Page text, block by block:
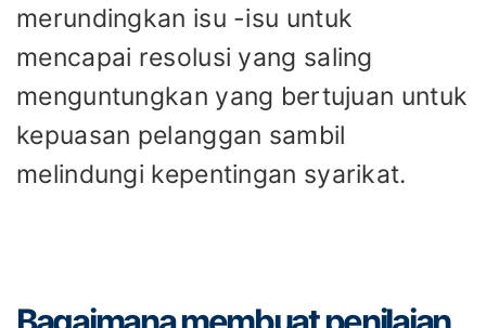
merundingkan isu -isu untuk
mencapai resolusi yang saling
menguntungkan yang bertujuan untuk
kepuasan pelanggan sambil
melindungi kepentingan syarikat.